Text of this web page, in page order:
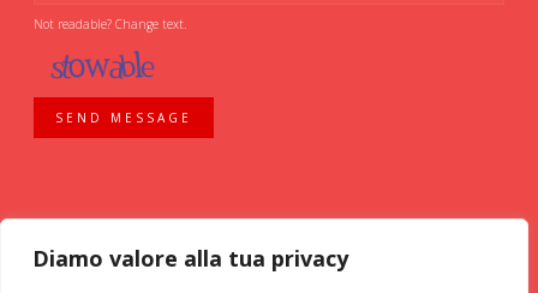
Diamo valore alla tua privacy
Not readable? Change text.
SEND MESSAGE